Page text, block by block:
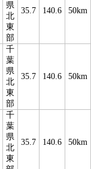
県
北
東
部
35.7 140.6 50km
千
葉
県
北
東
部
35.7 140.6 50km
千
葉
県
北
東
35.7 140.6 50km